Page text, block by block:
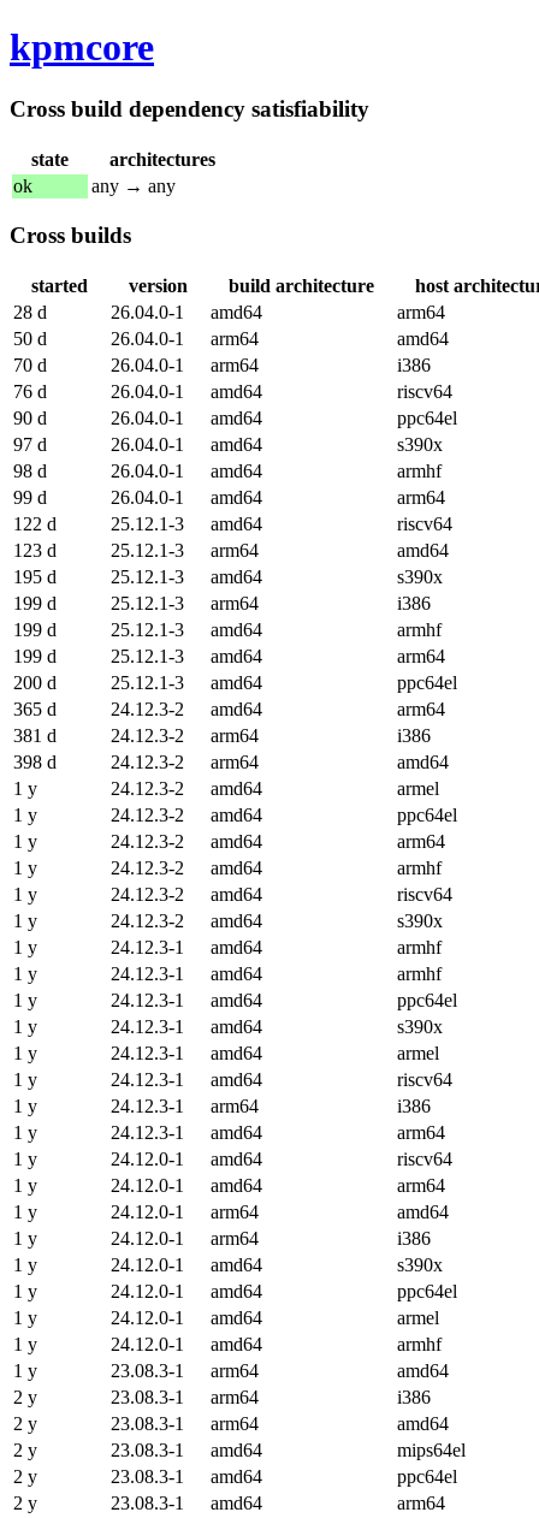
kpmcore
Cross build dependency satisfiability
state
architectures
ok
any → any
Cross builds
started version build architecture
host
28 d
26.04.0-1 amd64
arm64
50 d
26.04.0-1 arm64
amd64
70 d
26.04.0-1 arm64
i386
76 d
26.04.0-1 amd64
riscv64
90 d
26.04.0-1 amd64
ppc64el
97 d
26.04.0-1 amd64
s390x
98 d
26.04.0-1 amd64
armhf
99 d
26.04.0-1 amd64
arm64
122 d
25.12.1-3 amd64
riscv64
123 d
25.12.1-3 arm64
amd64
195 d
25.12.1-3 amd64
s390x
199 d
25.12.1-3 arm64
i386
199 d
25.12.1-3 amd64
armhf
199 d
25.12.1-3 amd64
arm64
200 d
25.12.1-3 amd64
ppc64el
365 d
24.12.3-2 amd64
arm64
381 d
24.12.3-2 arm64
i386
398 d
24.12.3-2 arm64
amd64
1 y
24.12.3-2 amd64
armel
1 y
24.12.3-2 amd64
ppc64el
1 y
24.12.3-2 amd64
arm64
1 y
24.12.3-2 amd64
armhf
1 y
24.12.3-2 amd64
riscv64
1 y
24.12.3-2 amd64
s390x
1 y
24.12.3-1 amd64
armhf
1 y
24.12.3-1 amd64
armhf
1 y
24.12.3-1 amd64
ppc64el
1 y
24.12.3-1 amd64
s390x
1 y
24.12.3-1 amd64
armel
1 y
24.12.3-1 amd64
riscv64
1 y
24.12.3-1 arm64
i386
1 y
24.12.3-1 amd64
arm64
1 y
24.12.0-1 amd64
riscv64
1 y
24.12.0-1 amd64
arm64
1 y
24.12.0-1 arm64
amd64
1 y
24.12.0-1 arm64
i386
1 y
24.12.0-1 amd64
s390x
1 y
24.12.0-1 amd64
ppc64el
1 y
24.12.0-1 amd64
armel
1 y
24.12.0-1 amd64
armhf
1 y
23.08.3-1 arm64
amd64
2 y
23.08.3-1 arm64
i386
2 y
23.08.3-1 arm64
amd64
2 y
23.08.3-1 amd64
mips64el
2 y
23.08.3-1 amd64
ppc64el
2 y
23.08.3-1 amd64
arm64